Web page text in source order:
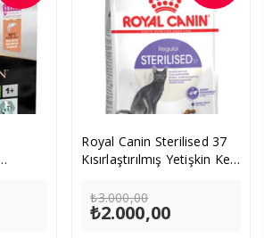
Royal Canin Sterilised 37
Kısırlaştırılmış Yetişkin Kedi
₺3.000,00Orijinal
fiyat:
₺3.000,00.
₺2.000,00Şu